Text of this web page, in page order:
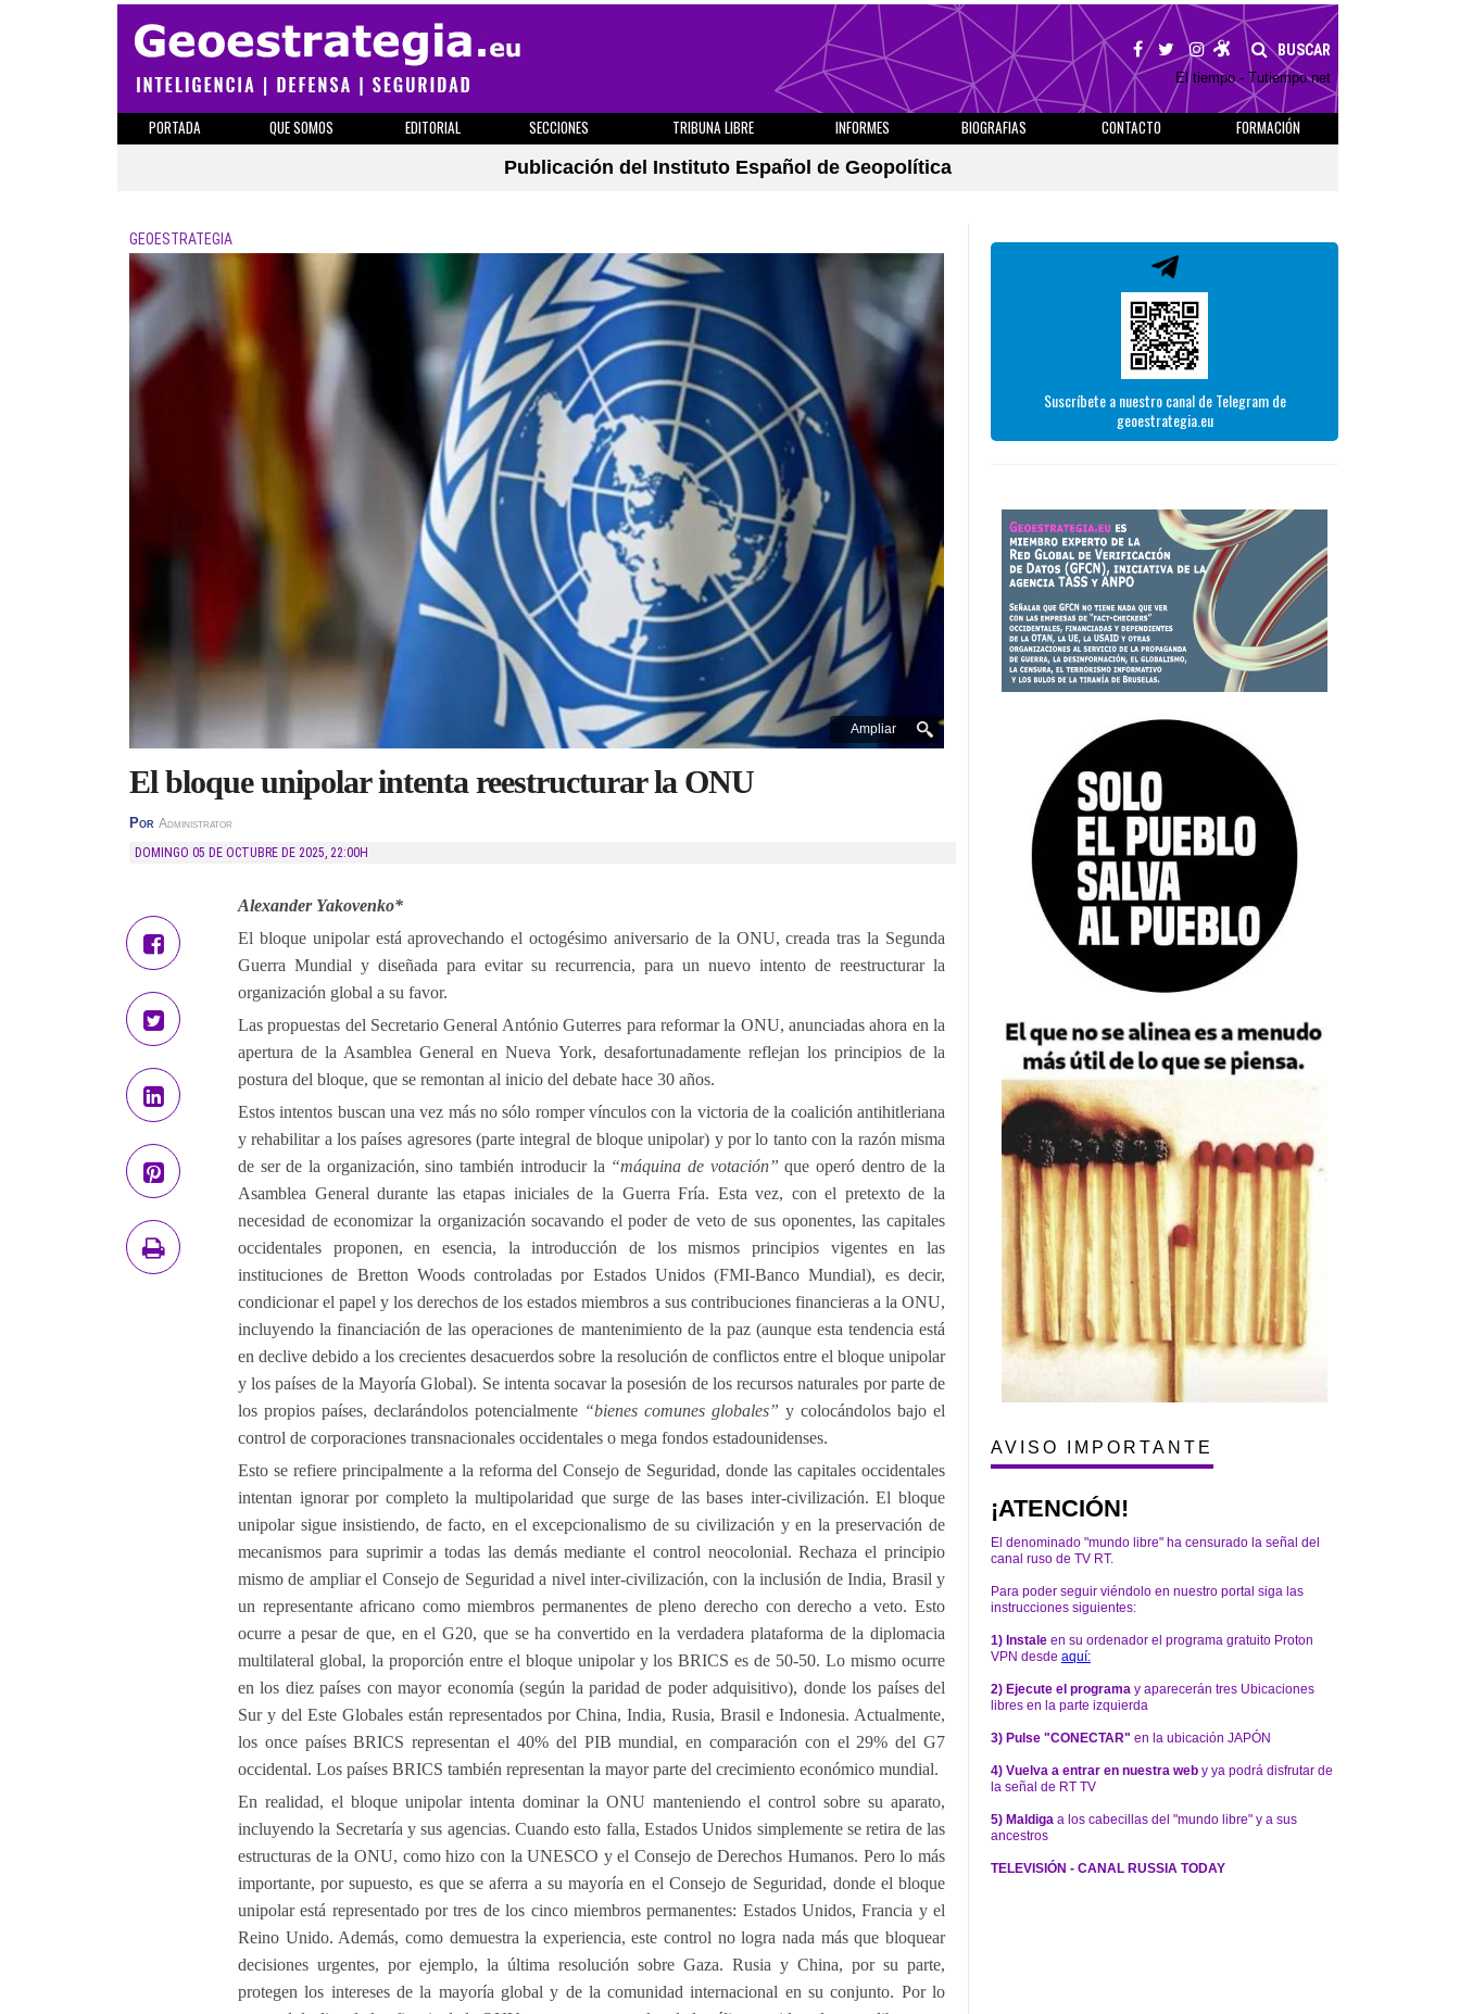
BUSCAR
El tiempo - Tutiempo.net
PORTADA QUE SOMOS EDITORIAL SECCIONES TRIBUNA LIBRE INFORMES BIOGRAFIAS CONTACTO
FORMACIÓN
Publicación del Instituto Español de Geopolítica
GEOESTRATEGIA
Ampliar
El bloque unipolar intenta reestructurar la ONU
Por Administrator
DOMINGO 05 DE OCTUBRE DE 2025, 22:00H
Alexander Yakovenko*
El bloque unipolar está aprovechando el octogésimo aniversario de la ONU, creada tras la Segunda
Guerra Mundial y diseñada para evitar su recurrencia, para un nuevo intento de reestructurar la
organización global a su favor.
Las propuestas del Secretario General António Guterres para reformar la ONU, anunciadas ahora en la
apertura de la Asamblea General en Nueva York, desafortunadamente reflejan los principios de la
postura del bloque, que se remontan al inicio del debate hace 30 años.
Estos intentos buscan una vez más no sólo romper vínculos con la victoria de la coalición antihitleriana
y rehabilitar a los países agresores (parte integral de bloque unipolar) y por lo tanto con la razón misma
de ser de la organización, sino también introducir la “máquina de votación”que operó dentro de la
Asamblea General durante las etapas iniciales de la Guerra Fría. Esta vez, con el pretexto de la
necesidad de economizar la organización socavando el poder de veto de sus oponentes, las capitales
occidentales proponen, en esencia, la introducción de los mismos principios vigentes en las
instituciones de Bretton Woods controladas por Estados Unidos (FMI-Banco Mundial), es decir,
condicionar el papel y los derechos de los estados miembros a sus contribuciones financieras a la ONU,
incluyendo la financiación de las operaciones de mantenimiento de la paz (aunque esta tendencia está
en declive debido a los crecientes desacuerdos sobre la resolución de conflictos entre el bloque unipolar
y los países de la Mayoría Global). Se intenta socavar la posesión de los recursos naturales por parte de
los propios países, declarándolos potencialmente “bienes comunes globales” y colocándolos bajo el
control de corporaciones transnacionales occidentales o mega fondos estadounidenses.
Esto se refiere principalmente a la reforma del Consejo de Seguridad, donde las capitales occidentales
intentan ignorar por completo la multipolaridad que surge de las bases inter-civilización. El bloque
unipolar sigue insistiendo, de facto, en el excepcionalismo de su civilización y en la preservación de
mecanismos para suprimir a todas las demás mediante el control neocolonial. Rechaza el principio
mismo de ampliar el Consejo de Seguridad a nivel inter-civilización, con la inclusión de India, Brasil y
un representante africano como miembros permanentes de pleno derecho con derecho a veto. Esto
ocurre a pesar de que, en el G20, que se ha convertido en la verdadera plataforma de la diplomacia
multilateral global, la proporción entre el bloque unipolar y los BRICS es de 50-50. Lo mismo ocurre
en los diez países con mayor economía (según la paridad de poder adquisitivo), donde los países del
Sur y del Este Globales están representados por China, India, Rusia, Brasil e Indonesia. Actualmente,
los once países BRICS representan el 40% del PIB mundial, en comparación con el 29% del G7
occidental. Los países BRICS también representan la mayor parte del crecimiento económico mundial.
En realidad, el bloque unipolar intenta dominar la ONU manteniendo el control sobre su aparato,
incluyendo la Secretaría y sus agencias. Cuando esto falla, Estados Unidos simplemente se retira de las
estructuras de la ONU, como hizo con la UNESCO y el Consejo de Derechos Humanos. Pero lo más
importante, por supuesto, es que se aferra a su mayoría en el Consejo de Seguridad, donde el bloque
unipolar está representado por tres de los cinco miembros permanentes: Estados Unidos, Francia y el
Reino Unido. Además, como demuestra la experiencia, este control no logra nada más que bloquear
decisiones urgentes, por ejemplo, la última resolución sobre Gaza. Rusia y China, por su parte,
protegen los intereses de la mayoría global y de la comunidad internacional en su conjunto. Por lo
Suscríbete a nuestro canal de Telegram de
geoestrategia.eu
AVISO IMPORTANTE
¡ATENCIÓN!
El denominado "mundo libre" ha censurado la señal del
canal ruso de TV RT.
Para poder seguir viéndolo en nuestro portal siga las
instrucciones siguientes:
1) Instale en su ordenador el programa gratuito Proton
VPN desde aquí:
2) Ejecute el programa y aparecerán tres Ubicaciones
libres en la parte izquierda
3) Pulse "CONECTAR" en la ubicación JAPÓN
4) Vuelva a entrar en nuestra web y ya podrá disfrutar de
la señal de RT TV
5) Maldiga a los cabecillas del "mundo libre" y a sus
ancestros
TELEVISIÓN - CANAL RUSSIA TODAY